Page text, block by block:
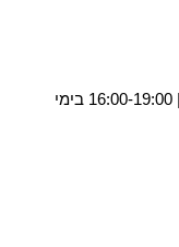
שעות פעילות ימים א'-ה', 09:30-15:00 | 16:00-19:00 בימי